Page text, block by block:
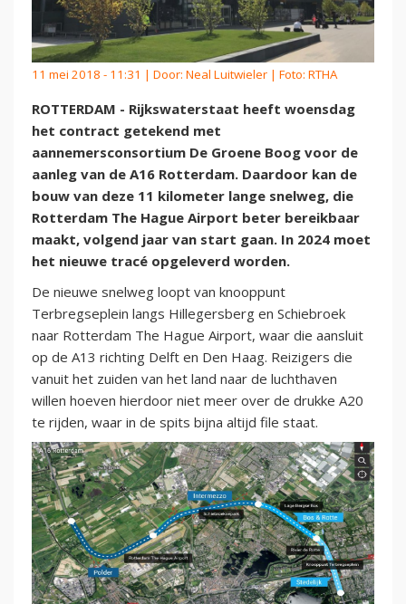
11 mei 2018 - 11:31 | Door: Neal Luitwieler | Foto: RTHA
ROTTERDAM - Rijkswaterstaat heeft woensdag
het contract getekend met
aannemersconsortium De Groene Boog voor de
aanleg van de A16 Rotterdam. Daardoor kan de
bouw van deze 11 kilometer lange snelweg, die
Rotterdam The Hague Airport beter bereikbaar
maakt, volgend jaar van start gaan. In 2024 moet
het nieuwe tracé opgeleverd worden.
De nieuwe snelweg loopt van knooppunt
Terbregseplein langs Hillegersberg en Schiebroek
naar Rotterdam The Hague Airport, waar die aansluit
op de A13 richting Delft en Den Haag. Reizigers die
vanuit het zuiden van het land naar de luchthaven
willen hoeven hierdoor niet meer over de drukke A20
te rijden, waar in de spits bijna altijd file staat.